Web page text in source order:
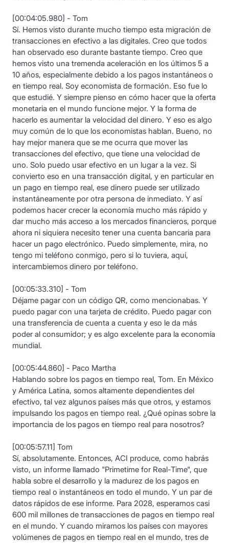
[00:04:05.980] - Tom
Sí. Hemos visto durante mucho tiempo esta migración de
transacciones en efectivo a las digitales. Creo que todos
han observado eso durante bastante tiempo. Creo que
hemos visto una tremenda aceleración en los últimos 5 a
10 años, especialmente debido a los pagos instantáneos o
en tiempo real. Soy economista de formación. Eso fue lo
que estudié. Y siempre pienso en cómo hacer que la oferta
monetaria en el mundo funcione mejor. Y la forma de
hacerlo es aumentar la velocidad del dinero. Y eso es algo
muy común de lo que los economistas hablan. Bueno, no
hay mejor manera que se me ocurra que mover las
transacciones del efectivo, que tiene una velocidad de
uno. Solo puedo usar efectivo en un lugar a la vez. Si
convierto eso en una transacción digital, y en particular en
un pago en tiempo real, ese dinero puede ser utilizado
instantáneamente por otra persona de inmediato. Y así
podemos hacer crecer la economía mucho más rápido y
dar mucho más acceso a los mercados financieros, porque
ahora ni siquiera necesito tener una cuenta bancaria para
hacer un pago electrónico. Puedo simplemente, mira, no
tengo mi teléfono conmigo, pero si lo tuviera, aquí,
intercambiemos dinero por teléfono.
[00:05:33.310] - Tom
Déjame pagar con un código QR, como mencionabas. Y
puedo pagar con una tarjeta de crédito. Puedo pagar con
una transferencia de cuenta a cuenta y eso le da más
poder al consumidor; y es algo excelente para la economía
mundial.
[00:05:44.860] - Paco Martha
Hablando sobre los pagos en tiempo real, Tom. En México
y América Latina, somos altamente dependientes del
efectivo, tal vez algunos países más que otros, y estamos
impulsando los pagos en tiempo real. ¿Qué opinas sobre la
importancia de los pagos en tiempo real para nosotros?
[00:05:57.11] Tom
Sí, absolutamente. Entonces, ACI produce, como habrás
visto, un informe llamado "Primetime for Real-Time", que
habla sobre el desarrollo y la madurez de los pagos en
tiempo real o instantáneos en todo el mundo. Y un par de
datos rápidos de ese informe. Para 2028, esperamos casi
600 mil millones de transacciones de pagos en tiempo real
en el mundo. Y cuando miramos los países con mayores
volúmenes de pagos en tiempo real en el mundo, tres de